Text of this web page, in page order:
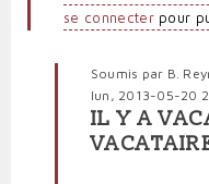
se connecterpour
Soumis par B.
lun, 2013-05-20
En
réponse
IL Y A